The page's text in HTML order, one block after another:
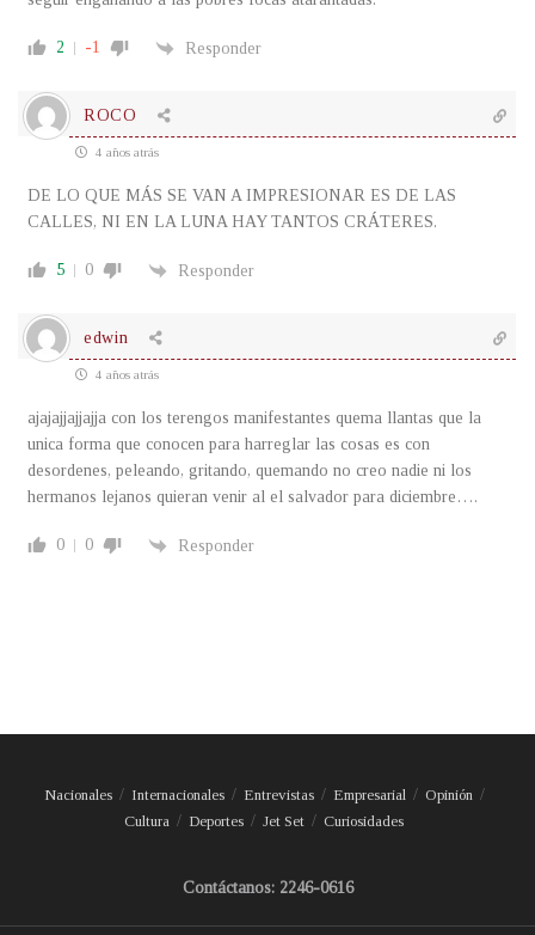
2 -1 Responder
ROCO
4 años atrás
DE LO QUE MÁS SE VAN A IMPRESIONAR ES DE LAS
CALLES, NI EN LA LUNA HAY TANTOS CRÁTERES.
5 0 Responder
edwin
4 años atrás
ajajajjajjajja con los terengos manifestantes quema llantas que la
unica forma que conocen para harreglar las cosas es con
desordenes, peleando, gritando, quemando no creo nadie ni los
hermanos lejanos quieran venir al el salvador para diciembre….
0 0 Responder
Nacionales Internacionales Entrevistas Empresarial
Opinión
Cultura
Deportes Jet Set Curiosidades
Contáctanos: 2246-0616